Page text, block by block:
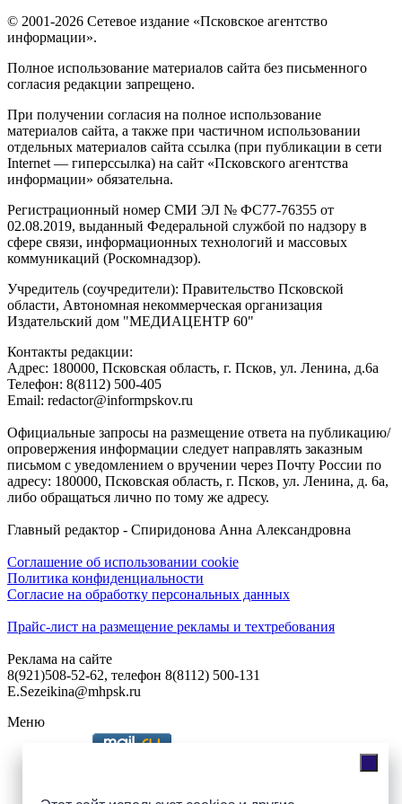
© 2001-2026 Сетевое издание «Псковское агентство
информации».
Полное использование материалов сайта без письменного
согласия редакции запрещено.
При получении согласия на полное использование
материалов сайта, а также при частичном использовании
отдельных материалов сайта ссылка (при публикации в сети
Internet — гиперссылка) на сайт «Псковского агентства
информации» обязательна.
Регистрационный номер СМИ ЭЛ № ФС77-76355 от
02.08.2019, выданный Федеральной службой по надзору в
сфере связи, информационных технологий и массовых
коммуникаций (Роскомнадзор).
Учредитель (соучредители): Правительство Псковской
области, Автономная некоммерческая организация
Издательский дом "МЕДИАЦЕНТР 60"
Контакты редакции:
Адреc: 180000, Псковская область, г. Псков, ул. Ленина, д.6а
Телефон: 8(8112) 500-405
Email: redactor@informpskov.ru
Официальные запросы на размещение ответа на публикацию/
опровержения информации следует направлять заказным
письмом с уведомлением о вручении через Почту России по
адресу: 180000, Псковская область, г. Псков, ул. Ленина, д. 6а,
либо обращаться лично по тому же адресу.
Главный редактор - Спиридонова Анна Александровна
Соглашение об использовании cookie
Политика конфиденциальности
Согласие на обработку персональных данных
Прайс-лист на размещение рекламы и техтребования
Реклама на сайте
8(921)508-52-62, телефон 8(8112) 500-131
E.Sezeikina@mhpsk.ru
Меню